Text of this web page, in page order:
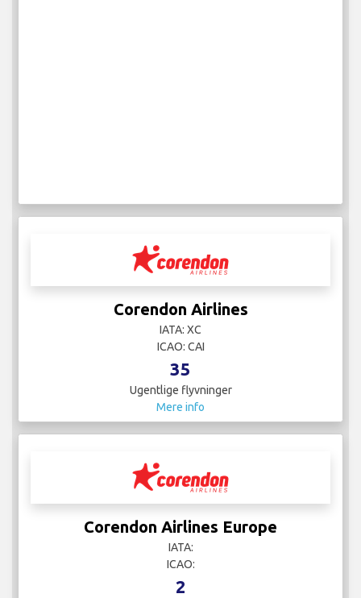
Corendon Airlines
IATA: XC
ICAO: CAI
35
Ugentlige flyvninger
Mere info
Corendon Airlines Europe
IATA:
ICAO:
2